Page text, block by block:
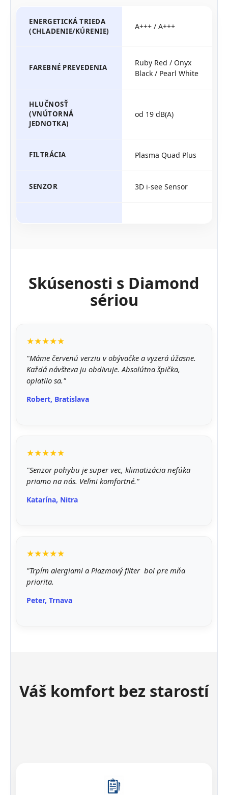
ENERGETICKÁ TRIEDA
(CHLADENIE/KÚRENIE)
A+++ / A+++
FAREBNÉ PREVEDENIA
Ruby Red / Onyx
Black / Pearl White
HLUČNOSŤ
(VNÚTORNÁ
JEDNOTKA)
od 19 dB(A)
FILTRÁCIA Plasma Quad Plus
SENZOR 3D i-see Sensor
Skúsenosti s Diamond
sériou
★★★★★
"Máme červenú verziu v obývačke a vyzerá úžasne.
Každá návšteva ju obdivuje. Absolútna špička,
oplatilo sa."
Robert, Bratislava
★★★★★
"Senzor pohybu je super vec, klimatizácia nefúka
priamo na nás. Veľmi komfortné."
Katarína, Nitra
★★★★★
"Trpím alergiami a Plazmový filter bol pre mňa
priorita.
Peter, Trnava
Váš komfort bez starostí